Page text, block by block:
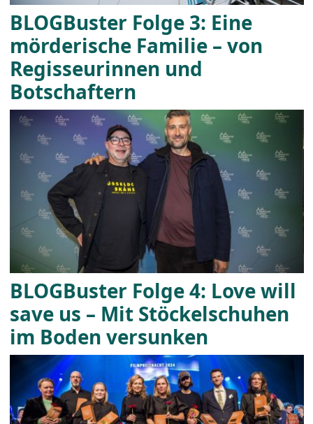
BLOGBuster Folge 3: Eine
mörderische Familie – von
Regisseurinnen und
Botschaftern
BLOGBuster Folge 4: Love will
save us – Mit Stöckelschuhen
im Boden versunken